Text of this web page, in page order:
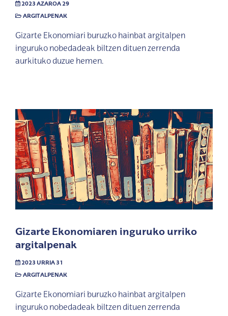
2023 AZAROA 29
ARGITALPENAK
Gizarte Ekonomiari buruzko hainbat argitalpen
inguruko nobedadeak biltzen dituen zerrenda
aurkituko duzue hemen.
Gizarte Ekonomiaren inguruko urriko
argitalpenak
2023 URRIA 31
ARGITALPENAK
Gizarte Ekonomiari buruzko hainbat argitalpen
inguruko nobedadeak biltzen dituen zerrenda